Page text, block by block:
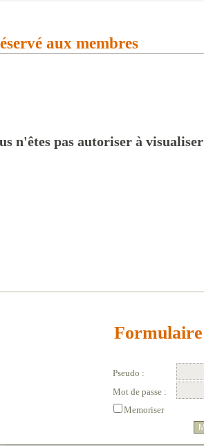
aux membres
n'êtes pas autoriser à
Pseudo :
Mot de passe :
Memoriser